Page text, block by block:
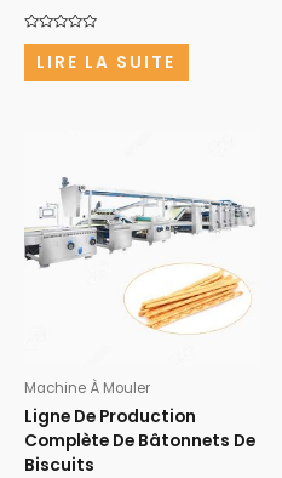
Note
sur
5
LIRE LA SUITE
Machine À Mouler
Ligne De Production
Complète De Bâtonnets De
Biscuits